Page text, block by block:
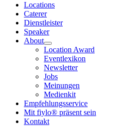
Locations
Caterer
Dienstleister
Speaker
About
Location Award
Eventlexikon
Newsletter
Jobs
Meinungen
Medienkit
Empfehlungsservice
Mit fiylo® präsent sein
Kontakt